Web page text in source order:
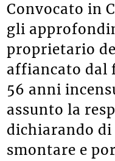
Convocato in
gli
proprietario
affiancato dal
56 anni
assunto la
dichiarando di
smontare e